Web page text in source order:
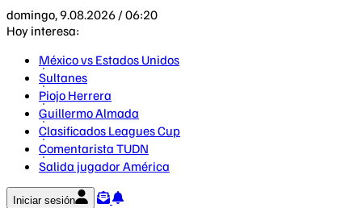
domingo, 9.08.2026 / 06:20
Hoy interesa:
México vs Estados Unidos
Sultanes
Piojo Herrera
Guillermo Almada
Clasificados Leagues Cup
Comentarista TUDN
Salida jugador América
Iniciar sesión